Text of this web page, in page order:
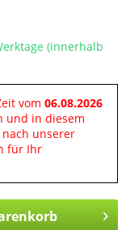
(innerhalb
vom 06.08.2026
und in diesem
unserer
für Ihr